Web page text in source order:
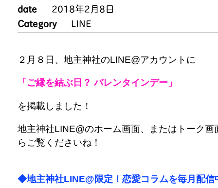
date
2018年2月8日
Category
LINE
２月８日、地主神社のLINE@アカウントに
「ご縁を結ぶ日？ バレンタインデー」
を掲載しました！
地主神社LINE@のホーム画面、またはトーク画
らご覧くださいね！
◆地主神社LINE@限定！恋愛コラムを毎月配信